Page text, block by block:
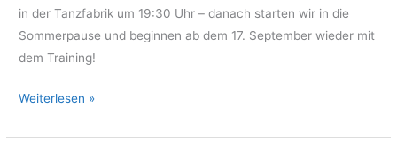
in der Tanzfabrik um 19:30 Uhr – danach starten wir in die
Sommerpause und beginnen ab dem 17. September wieder mit
dem Training!
Sommerabschluss
Weiterlesen »